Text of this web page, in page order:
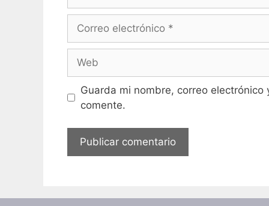
electrónico
Guarda mi nombre, correo
comente.